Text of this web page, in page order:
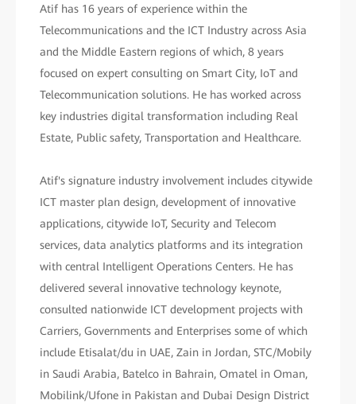
Atif has 16 years of experience within the
Telecommunications and the ICT Industry across Asia
and the Middle Eastern regions of which, 8 years
focused on expert consulting on Smart City, IoT and
Telecommunication solutions. He has worked across
key industries digital transformation including Real
Estate, Public safety, Transportation and Healthcare.
Atif's signature industry involvement includes citywide
ICT master plan design, development of innovative
applications, citywide IoT, Security and Telecom
services, data analytics platforms and its integration
with central Intelligent Operations Centers. He has
delivered several innovative technology keynote,
consulted nationwide ICT development projects with
Carriers, Governments and Enterprises some of which
include Etisalat/du in UAE, Zain in Jordan, STC/Mobily
in Saudi Arabia, Batelco in Bahrain, Omatel in Oman,
Mobilink/Ufone in Pakistan and Dubai Design District